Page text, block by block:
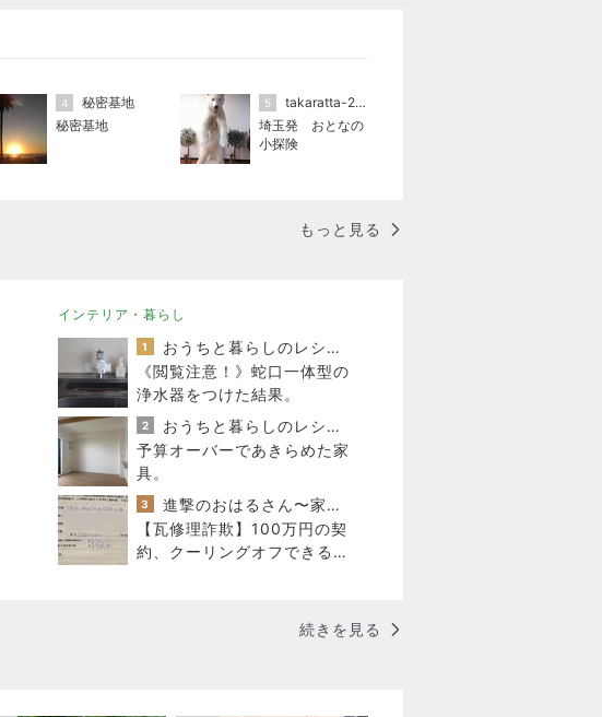
4
秘密基地
秘密基地
5
takaratta-2(たからった）
埼玉発 おとなの
小探険
もっと見る
インテリア・暮らし
1
おうちと暮らしのレシピ 〜HOME&LIFE〜
《閲覧注意！》蛇口一体型の
浄水器をつけた結果。
2
おうちと暮らしのレシピ 〜HOME&LIFE〜
予算オーバーであきらめた家
具。
3
進撃のおはるさん〜家づくり失敗したけど私は元気です〜
【瓦修理詐欺】100万円の契
約、クーリングオフできるの
続きを見る